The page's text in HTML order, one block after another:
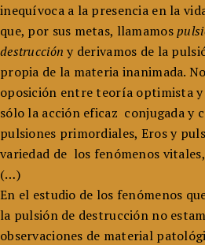
inequívoca a la presencia en la
que, por sus metas, llamamos
destrucción y derivamos de la
propia de la materia inanimada.
oposición entre teoría optimista y
sólo la acción eficaz conjugada y
pulsiones primordiales, Eros y
variedad de los fenómenos
(…)
En el estudio de los fenómenos
la pulsión de destrucción no
observaciones de material